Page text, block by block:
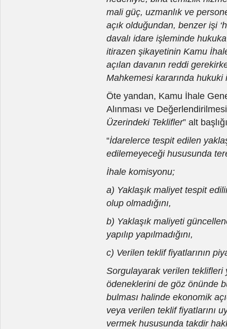
mali güç, uzmanlık ve
açık olduğundan, benzer işi
davalı idare işleminde hukuka
itirazen şikayetinin Kamu
açılan davanın reddi
Mahkemesi kararında hukuki
Öte yandan, Kamu İhale
Alınması ve
Üzerindeki Teklifler” alt
“İdarelerce tespit edilen
edilemeyeceği hususunda
İhale komisyonu;
a) Yaklaşık maliyet tespit
olup olmadığını,
b) Yaklaşık maliyeti
yapılıp yapılmadığını,
c) Verilen teklif fiyatlarının
Sorgulayarak verilen teklifleri
ödeneklerini de göz önünde
bulması halinde ekonomik
veya verilen teklif fiyatlarını
vermek hususunda takdir